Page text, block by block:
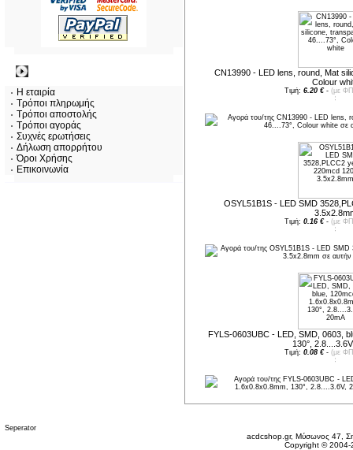
Η εταιρία
Τρόποι πληρωμής
Τρόποι αποστολής
Τρόποι αγοράς
Συχνές ερωτήσεις
Δήλωση απορρήτου
Όροι Χρήσης
Επικοινωνία
CN13990 - LED lens, round, Mat
Colour
Τιμή: 6.20 €- (με
OSYL51B1S - LED SMD
Τιμή: 0.16 €- (με
FYLS-0603UBC - LED, SMD, 0603,
130°,
Τιμή: 0.08 €- (με
acdcshop.gr, Μύσωνος 47,
Copyright ©